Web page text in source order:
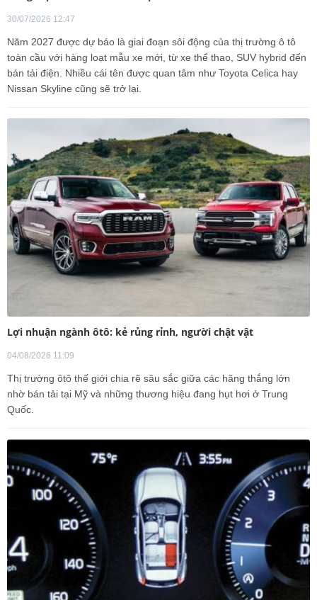
30/07/2026 12:47
Năm 2027 được dự báo là giai đoạn sôi động của thị trường ô tô
toàn cầu với hàng loạt mẫu xe mới, từ xe thể thao, SUV hybrid đến
bán tải điện. Nhiều cái tên được quan tâm như Toyota Celica hay
Nissan Skyline cũng sẽ trở lại.
Lợi nhuận ngành ôtô: kẻ rủng rỉnh, người chật vật
04/08/2026 11:09
Thị trường ôtô thế giới chia rẽ sâu sắc giữa các hãng thắng lớn
nhờ bán tải tại Mỹ và những thương hiệu đang hụt hơi ở Trung
Quốc.